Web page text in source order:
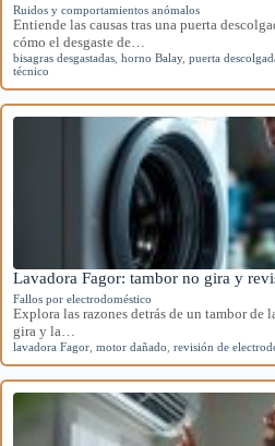
Ruidos y comportamientos anómalos
Entiende las causas tras una puerta
cómo el desgaste de…
bisagras desgastadas horno Balay, puerta
técnico
Lavadora Fagor: tambor no gira y
Fallos por electrodoméstico
Explora las razones detrás de un tambor de
gira y la…
lavadora Fagor motor dañado revisión de